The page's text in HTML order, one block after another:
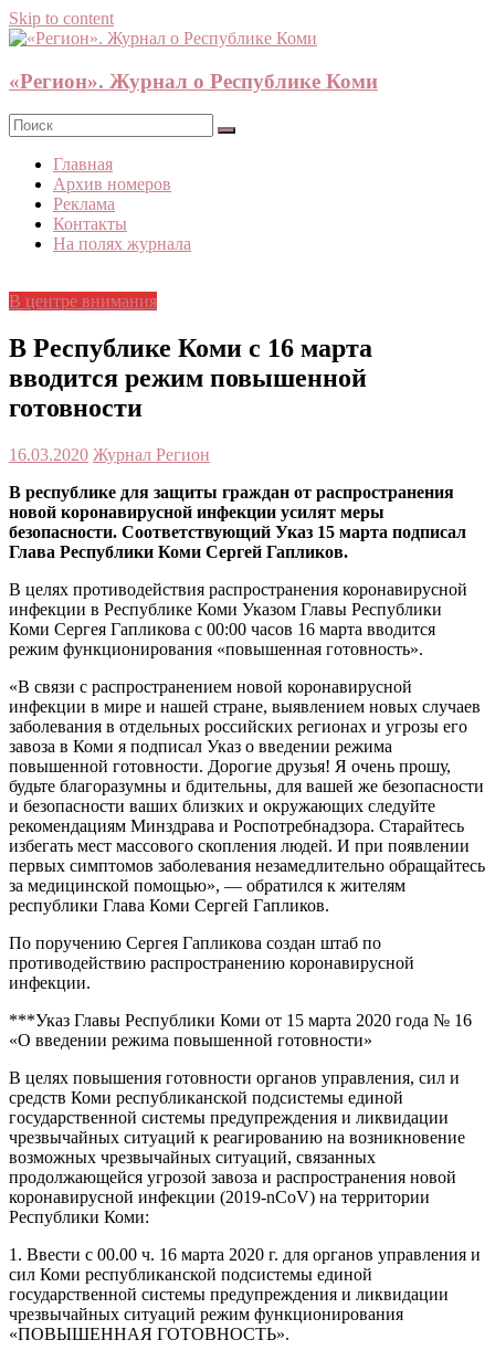
Skip to content
«Регион». Журнал о Республике Коми
Главная
Архив номеров
Реклама
Контакты
На полях журнала
В центре внимания
В Республике Коми с 16 марта
вводится режим повышенной
готовности
16.03.2020 Журнал Регион
В республике для защиты граждан от распространения
новой коронавирусной инфекции усилят меры
безопасности. Соответствующий Указ 15 марта подписал
Глава Республики Коми Сергей Гапликов.
В целях противодействия распространения коронавирусной
инфекции в Республике Коми Указом Главы Республики
Коми Сергея Гапликова с 00:00 часов 16 марта вводится
режим функционирования «повышенная готовность».
«В связи с распространением новой коронавирусной
инфекции в мире и нашей стране, выявлением новых случаев
заболевания в отдельных российских регионах и угрозы его
завоза в Коми я подписал Указ о введении режима
повышенной готовности. Дорогие друзья! Я очень прошу,
будьте благоразумны и бдительны, для вашей же безопасности
и безопасности ваших близких и окружающих следуйте
рекомендациям Минздрава и Роспотребнадзора. Старайтесь
избегать мест массового скопления людей. И при появлении
первых симптомов заболевания незамедлительно обращайтесь
за медицинской помощью», — обратился к жителям
республики Глава Коми Сергей Гапликов.
По поручению Сергея Гапликова создан штаб по
противодействию распространению коронавирусной
инфекции.
***Указ Главы Республики Коми от 15 марта 2020 года № 16
«О введении режима повышенной готовности»
В целях повышения готовности органов управления, сил и
средств Коми республиканской подсистемы единой
государственной системы предупреждения и ликвидации
чрезвычайных ситуаций к реагированию на возникновение
возможных чрезвычайных ситуаций, связанных
продолжающейся угрозой завоза и распространения новой
коронавирусной инфекции (2019-nCoV) на территории
Республики Коми:
1. Ввести с 00.00 ч. 16 марта 2020 г. для органов управления и
сил Коми республиканской подсистемы единой
государственной системы предупреждения и ликвидации
чрезвычайных ситуаций режим функционирования
«ПОВЫШЕННАЯ ГОТОВНОСТЬ».